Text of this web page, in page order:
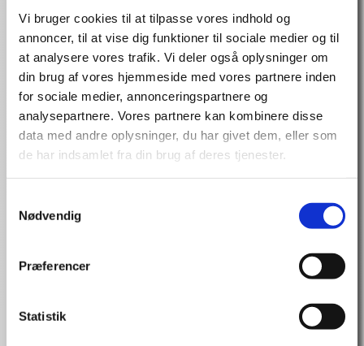
Vi bruger cookies til at tilpasse vores indhold og
annoncer, til at vise dig funktioner til sociale medier og til
at analysere vores trafik. Vi deler også oplysninger om
din brug af vores hjemmeside med vores partnere inden
for sociale medier, annonceringspartnere og
analysepartnere. Vores partnere kan kombinere disse
data med andre oplysninger, du har givet dem, eller som
de har indsamlet fra din brug af deres tjenester.
Nødvendig
Præferencer
Statistik
adfærdsændringen
Boost – motiver folk til adfærden
Chill(out) – giv dem roen til at kunne gennemføre
adfærden
Hjerneledelse – sådan styrer du din virksomheds fremtid
Vaner, frygt og snæversyn er naturlige menneskelige
begrænsninger og de klart største barrierer for forandringer.
Skal vi overvinde dem, kræver det en ukonventionel og
den menneskelige faktor. Skal forandringsledelse lykkes,
bliver vi nødt til at stille skarpt på den indædte modvilje mod
på forandringsledelse. Det kan vi bl.a. gøre ved at låne
metoder og ekstraordinære virkemidler og redskaber fra
henholdsvis psykologien og adfærds- og neurovidenskaben.
Skal en organisation tænke langt nok ind i fremtiden for at